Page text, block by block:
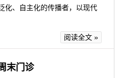
化、自主化的传播者，以现代
阅读全文 »
末门诊